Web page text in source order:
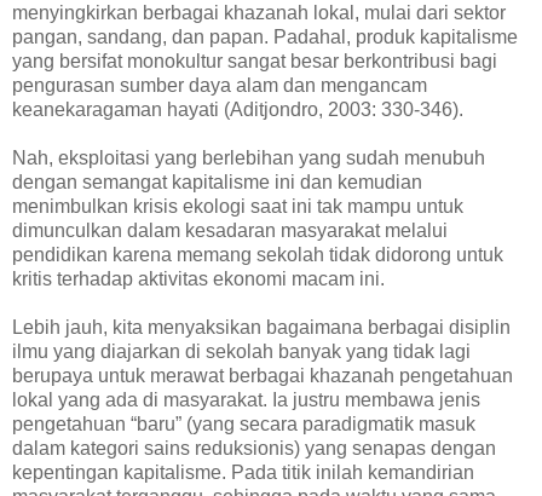
menyingkirkan berbagai khazanah lokal, mulai dari sektor
pangan, sandang, dan papan. Padahal, produk kapitalisme
yang bersifat monokultur sangat besar berkontribusi bagi
pengurasan sumber daya alam dan mengancam
keanekaragaman hayati (Aditjondro, 2003: 330-346).
Nah, eksploitasi yang berlebihan yang sudah menubuh
dengan semangat kapitalisme ini dan kemudian
menimbulkan krisis ekologi saat ini tak mampu untuk
dimunculkan dalam kesadaran masyarakat melalui
pendidikan karena memang sekolah tidak didorong untuk
kritis terhadap aktivitas ekonomi macam ini.
Lebih jauh, kita menyaksikan bagaimana berbagai disiplin
ilmu yang diajarkan di sekolah banyak yang tidak lagi
berupaya untuk merawat berbagai khazanah pengetahuan
lokal yang ada di masyarakat. Ia justru membawa jenis
pengetahuan “baru” (yang secara paradigmatik masuk
dalam kategori sains reduksionis) yang senapas dengan
kepentingan kapitalisme. Pada titik inilah kemandirian